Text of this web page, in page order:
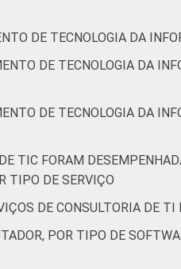
DE TECNOLOGIA DA
DE TECNOLOGIA DA
DE TECNOLOGIA DA
TIC FORAM
TIPO DE SERVIÇO
DE CONSULTORIA DE
POR TIPO DE